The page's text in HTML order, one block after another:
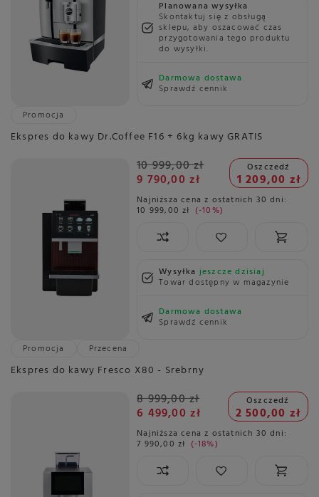
Planowana wysyłka
Skontaktuj się z obsługą
sklepu, aby oszacować czas
przygotowania tego produktu
do wysyłki.
Darmowa dostawa
Sprawdź cennik
Promocja
Ekspres do kawy Dr.Coffee F16 + 6kg kawy GRATIS
10 999,00 zł
9 790,00 zł
Oszczedź
1 209,00 zł
Najniższa cena z ostatnich 30 dni:
10 999,00 zł -10%
Wysyłkajeszcze dzisiaj
Towar dostępny w magazynie
Darmowa dostawa
Sprawdź cennik
Promocja
Przecena
Ekspres do kawy Fresco X80 - Srebrny
8 999,00 zł
6 499,00 zł
Oszczedź
2 500,00 zł
Najniższa cena z ostatnich 30 dni:
7 990,00 zł -18%